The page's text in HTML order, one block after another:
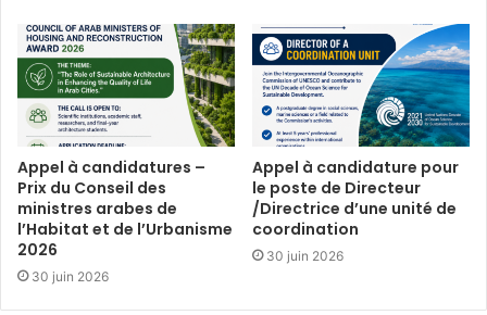
Appel à candidatures –
Prix du Conseil des
ministres arabes de
l’Habitat et de l’Urbanisme
2026
30 juin 2026
Appel à candidature pour
le poste de Directeur
/Directrice d’une unité de
coordination
30 juin 2026